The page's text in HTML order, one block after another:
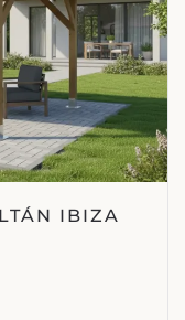
IBIZA